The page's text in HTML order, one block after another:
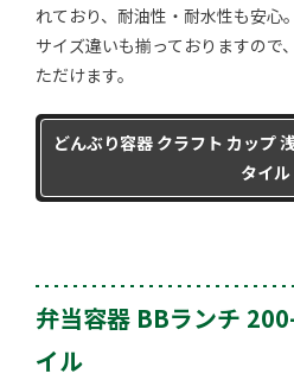
れており、耐油性・耐水性も安心。
サイズ違いも揃っておりますので
ただけます。
どんぶり容器 クラフト カップ
タイル
弁当容器 BBランチ
イル